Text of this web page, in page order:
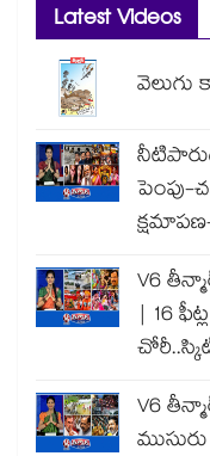
Latest Videos
పెంపు-
V6
| 16
V6